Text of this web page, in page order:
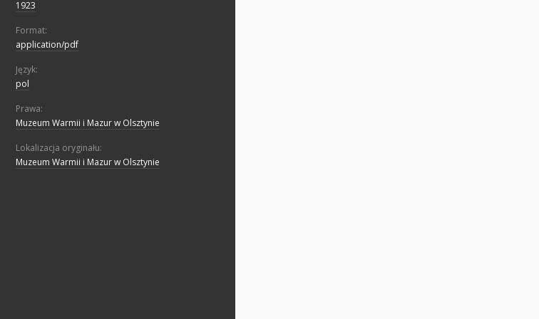
1923
Format:
application/pdf
Język:
pol
Prawa:
Muzeum Warmii i Mazur w Olsztynie
Lokalizacja oryginału:
Muzeum Warmii i Mazur w Olsztynie